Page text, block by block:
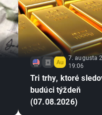
7. augusta
19:06
Tri trhy, ktoré
budúci týždeň
(07.08.2026)